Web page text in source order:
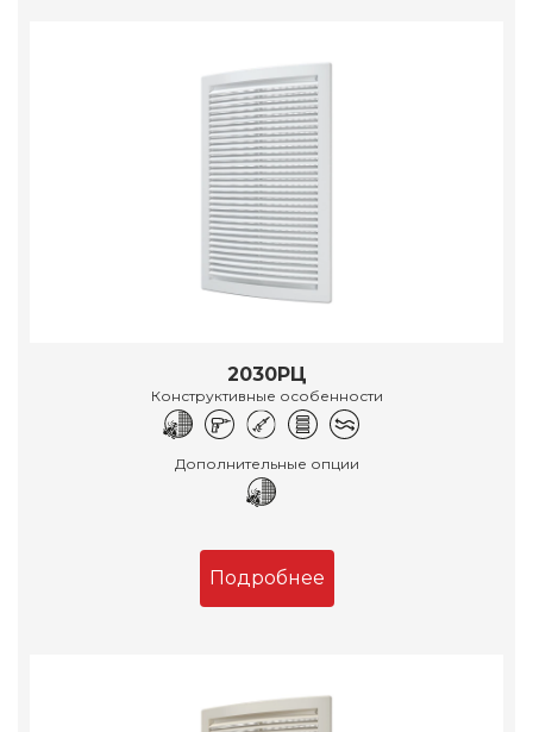
2030РЦ
Конструктивные особенности
Дополнительные опции
Подробнее